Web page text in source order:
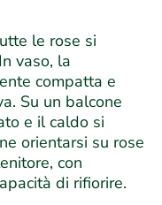
le rose si
vaso, la
compatta e
Su un balcone
e il caldo si
orientarsi su rose
con
di rifiorire.